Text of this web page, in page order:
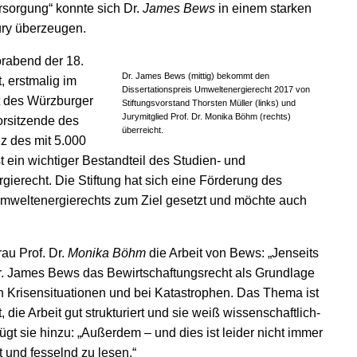
konnte sich Dr. James Bews in einem starken
überzeugen.
Dr. James Bews (mittig) bekommt den
Dissertationspreis Umweltenergierecht 2017 von
Stiftungsvorstand Thorsten Müller (links) und
Jurymitglied Prof. Dr. Monika Böhm (rechts)
überreicht.
der 18.
erstmalig im
Würzburger
des
des mit 5.000
ein wichtiger Bestandteil des Studien- und
Die Stiftung hat sich eine Förderung des
zum Ziel gesetzt und möchte auch
Prof. Dr. Monika Böhm die Arbeit von Bews: „Jenseits
Bews das Bewirtschaftungsrecht als Grundlage
und bei Katastrophen. Das Thema ist
Arbeit gut strukturiert und sie weiß wissenschaftlich-
sie hinzu: „Außerdem – und dies ist leider nicht immer
fesselnd zu lesen.“